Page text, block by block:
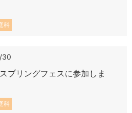
科
30
プリングフェスに参加しま
科